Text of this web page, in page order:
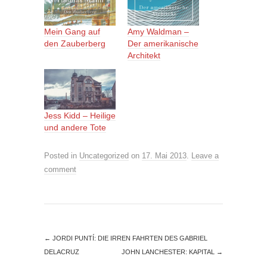
Mein Gang auf
den Zauberberg
Amy Waldman –
Der amerikanische
Architekt
Jess Kidd – Heilige
und andere Tote
Posted in Uncategorized on 17. Mai 2013. Leave a
comment
← JORDI PUNTÍ: DIE IRREN FAHRTEN DES GABRIEL
DELACRUZ
JOHN LANCHESTER: KAPITAL →